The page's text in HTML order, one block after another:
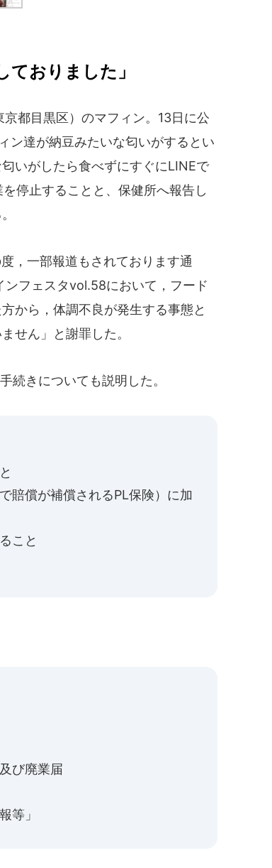
ておりました」
都目黒区）のマフィン。13日に公
ン達が納豆みたいな匂いがするとい
いがしたら食べずにすぐにLINEで
停止することと、保健所へ報告し
，一部報道もされております通
ンフェスタvol.58において，フード
から，体調不良が発生する事態と
せん」と謝罪した。
続きについても説明した。
賠償が補償されるPL保険）に加
こと
び廃業届
等」